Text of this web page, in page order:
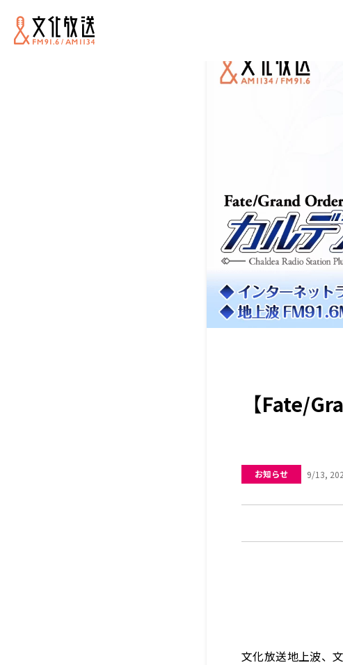
【Fate/
お知らせ 9/13,
文化放送地上波、